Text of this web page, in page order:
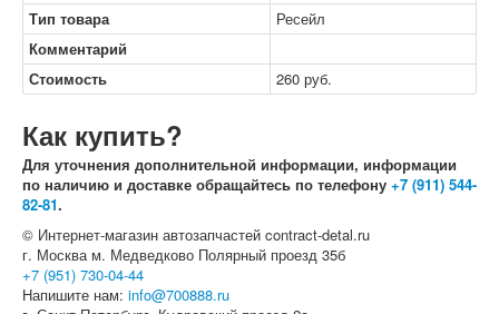
Тип товара
Ресейл
Комментарий
Стоимость
260 руб.
Как купить?
Для уточнения дополнительной информации, информации
по наличию и доставке обращайтесь по телефону +7 (911) 544-
82-81.
© Интернет-магазин автозапчастей contract-detal.ru
г. Москва м. Медведково Полярный проезд 35б
+7 (951) 730-04-44
Напишите нам: info@700888.ru